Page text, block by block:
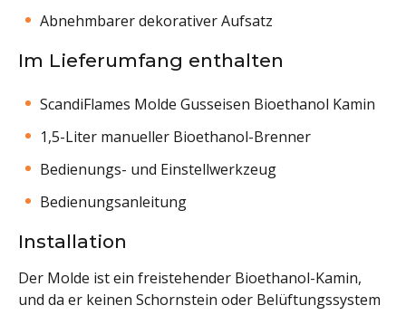
Abnehmbarer dekorativer Aufsatz
Im Lieferumfang enthalten
ScandiFlames Molde Gusseisen Bioethanol Kamin
1,5-Liter manueller Bioethanol-Brenner
Bedienungs- und Einstellwerkzeug
Bedienungsanleitung
Installation
Der Molde ist ein freistehender Bioethanol-Kamin,
und da er keinen Schornstein oder Belüftungssystem